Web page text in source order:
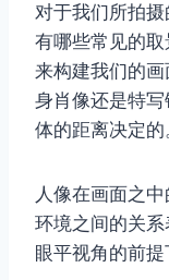
对于我们所拍
有哪些常见的
来构建我们的
身肖像还是特
体的距离决定的
人像在画面之
环境之间的关
眼平视角的前